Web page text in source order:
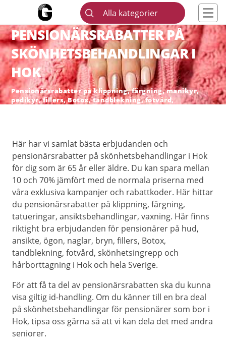
Alla kategorier
PENSIONÄRSRABATTER PÅ
SKÖNHETSBEHANDLINGAR I
HOK
Pensionärsrabatter på klippning, färgning, manikyr,
pedikyr, fillers, Botox, tandblekning, fotvård,
Här har vi samlat bästa erbjudanden och
pensionärsrabatter på skönhetsbehandlingar i Hok
för dig som är 65 år eller äldre. Du kan spara mellan
10 och 70% jämfört med de normala priserna med
våra exklusiva kampanjer och rabattkoder. Här hittar
du pensionärsrabatter på klippning, färgning,
tatueringar, ansiktsbehandlingar, vaxning. Här finns
riktight bra erbjudanden för pensionärer på hud,
ansikte, ögon, naglar, bryn, fillers, Botox,
tandblekning, fotvård, skönhetsingrepp och
hårborttagning i Hok och hela Sverige.
För att få ta del av pensionärsrabatten ska du kunna
visa giltig id-handling. Om du känner till en bra deal
på skönhetsbehandlingar för pensionärer som bor i
Hok, tipsa oss gärna så att vi kan dela det med andra
seniorer.